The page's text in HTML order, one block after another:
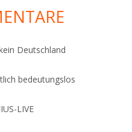
Deutschland
bedeutungslos
LIVE